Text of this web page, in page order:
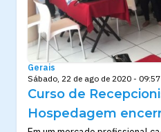
Gerais
Sábado, 22 de ago de 2020 - 09:57
Curso de
Hospedagem